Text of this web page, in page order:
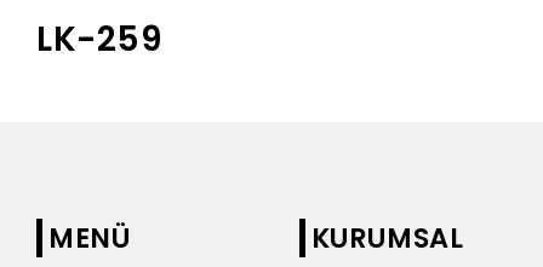
LK-259
MENÜ KURUMSAL